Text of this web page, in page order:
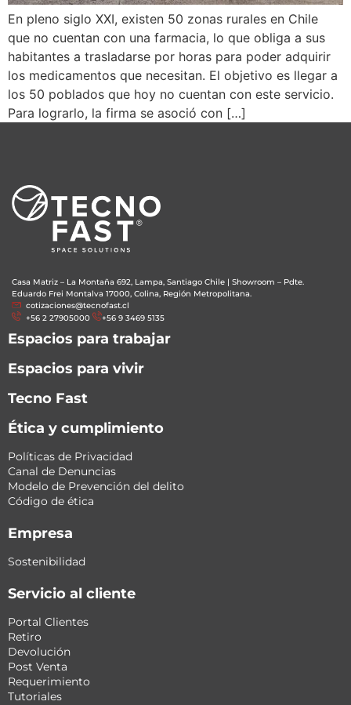
En pleno siglo XXI, existen 50 zonas rurales en Chile
que no cuentan con una farmacia, lo que obliga a sus
habitantes a trasladarse por horas para poder adquirir
los medicamentos que necesitan. El objetivo es llegar a
los 50 poblados que hoy no cuentan con este servicio.
Para lograrlo, la firma se asoció con […]
Casa Matriz – La Montaña 692, Lampa, Santiago Chile | Showroom – Pdte.
Eduardo Frei Montalva 17000, Colina, Región Metropolitana.
cotizaciones@tecnofast.cl
+56 2 27905000
+56 9 3469 5135
Espacios para trabajar
Espacios para vivir
Tecno Fast
Ética y cumplimiento
Políticas de Privacidad
Canal de Denuncias
Modelo de Prevención del delito
Código de ética
Empresa
Sostenibilidad
Servicio al cliente
Portal Clientes
Retiro
Devolución
Post Venta
Requerimiento
Tutoriales